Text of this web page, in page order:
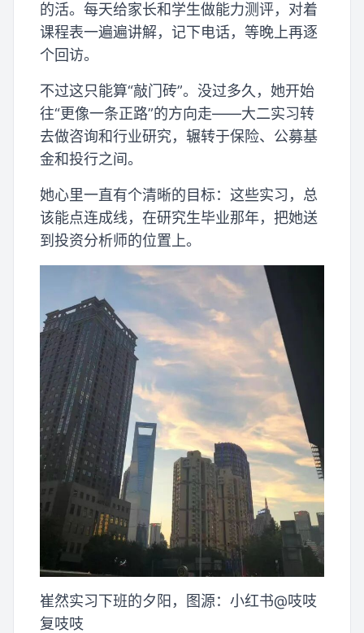
的活。每天给家长和学生做能力测评，对着
课程表一遍遍讲解，记下电话，等晚上再逐
个回访。
不过这只能算“敲门砖”。没过多久，她开始
往“更像一条正路”的方向走——大二实习转
去做咨询和行业研究，辗转于保险、公募基
金和投行之间。
她心里一直有个清晰的目标：这些实习，总
该能点连成线，在研究生毕业那年，把她送
到投资分析师的位置上。
崔然实习下班的夕阳，图源：小红书@吱吱
复吱吱